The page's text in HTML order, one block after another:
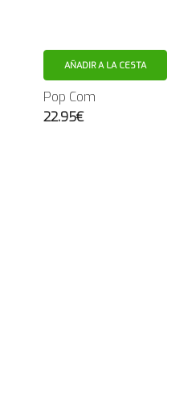
AÑADIR A LA CESTA
Pop Com
22.95€